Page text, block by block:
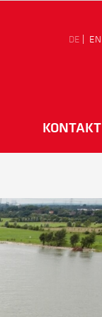
DE EN
KONTAKT